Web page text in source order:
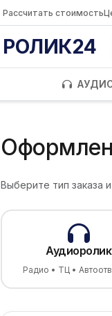
Рассчитать стоимость
РОЛИК24
Выберите тип заказа
Аудиоролик
Радио • ТЦ •